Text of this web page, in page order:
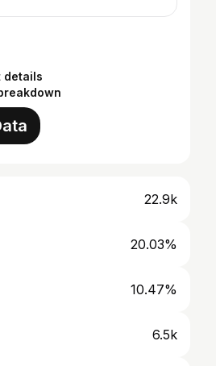
details
22.9k
20.03%
10.47%
6.5k